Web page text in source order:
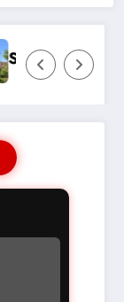
des amis de